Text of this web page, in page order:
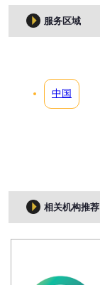
服务区域
中国
相关机构推荐